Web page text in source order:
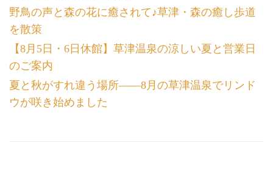
野鳥の声と森の花に癒されて♪草津・森の癒し歩道
を散策
【8月5日・6日休館】草津温泉の涼しい夏と営業日
のご案内
夏と秋がすれ違う場所――8月の草津温泉でリンド
ウが咲き始めました